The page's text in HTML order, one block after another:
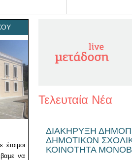
να
Τελευταία Νέα
ΔΙΑΚΗΡΥΞΗ
ΔΗΜΟΤΙΚΩΝ
ΚΟΙΝΟΤΗΤΑ